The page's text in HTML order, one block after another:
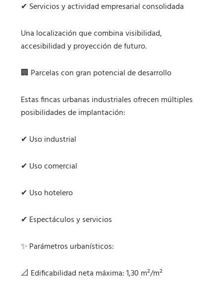
✔ Servicios y actividad empresarial consolidada
Una localización que combina visibilidad,
accesibilidad y proyección de futuro.
🏢 Parcelas con gran potencial de desarrollo
Estas fincas urbanas industriales ofrecen múltiples
posibilidades de implantación:
✔ Uso industrial
✔ Uso comercial
✔ Uso hotelero
✔ Espectáculos y servicios
✨ Parámetros urbanísticos:
📐 Edificabilidad neta máxima: 1,30 m²/m²